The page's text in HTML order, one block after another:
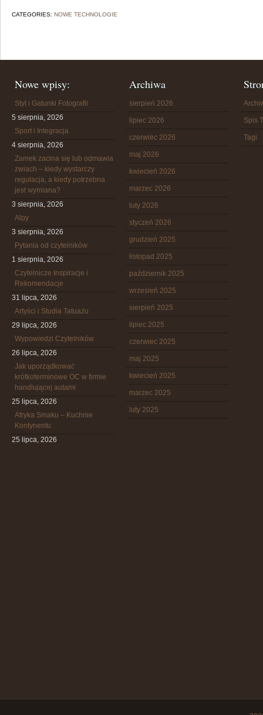
CATEGORIES: NOWE TECHNOLOGIE
Nowe wpisy:
Styl i Gatunki Fotografii
5 sierpnia, 2026
Sport i Integracja
4 sierpnia, 2026
Zamek zacina się lub odmawia
zwiach – kiedy wystarczy
regulacja, a kiedy potrzebna
jest wymiana?
3 sierpnia, 2026
Alpy
3 sierpnia, 2026
Pytania od czytelników
1 sierpnia, 2026
Czytelnicze Inspiracje i
Rekomendacje
31 lipca, 2026
Artyści i Studia Tatuażu
29 lipca, 2026
Wypowiedzi Czytelników
26 lipca, 2026
Jak uporządkować
krótkoterminowe OC w firmie
handlującej autami
25 lipca, 2026
Afryka Smaku – Kuchnie
Kontynentu
25 lipca, 2026
Archiwa
sierpień 2026
lipiec 2026
czerwiec 2026
maj 2026
kwiecień 2026
marzec 2026
luty 2026
styczeń 2026
grudzień 2025
listopad 2025
październik 2025
wrzesień 2025
sierpień 2025
lipiec 2025
czerwiec 2025
maj 2025
kwiecień 2025
marzec 2025
luty 2025
Spis
Tagi